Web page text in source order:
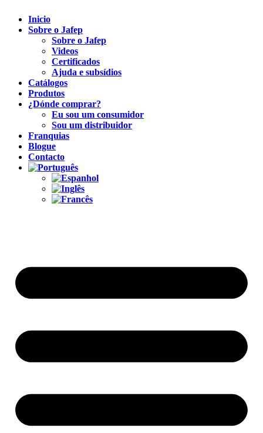
Inicio
Sobre o Jafep
Sobre o Jafep
Videos
Certificados
Ajuda e subsídios
Catálogos
Produtos
¿Dónde comprar?
Eu sou um consumidor
Sou um distribuidor
Franquias
Blogue
Contacto